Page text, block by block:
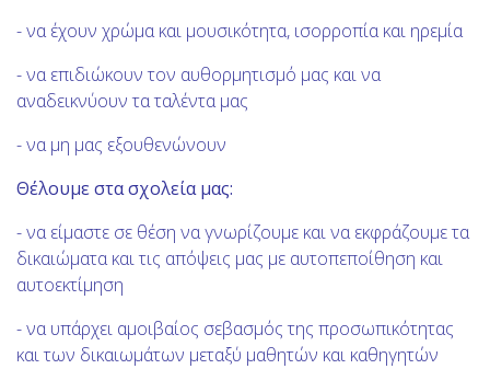
- να έχουν χρώμα και μουσικότητα, ισορροπία και ηρεμία
- να επιδιώκουν τον αυθορμητισμό μας και να
αναδεικνύουν τα ταλέντα μας
- να μη μας εξουθενώνουν
Θέλουμε στα σχολεία μας:
- να είμαστε σε θέση να γνωρίζουμε και να εκφράζουμε τα
δικαιώματα και τις απόψεις μας με αυτοπεποίθηση και
αυτοεκτίμηση
- να υπάρχει αμοιβαίος σεβασμός της προσωπικότητας
και των δικαιωμάτων μεταξύ μαθητών και καθηγητών